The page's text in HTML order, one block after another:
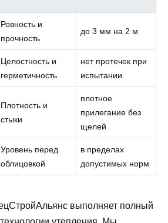
Ровность и
прочность
до 3 мм на 2 м
Целостность и
герметичность
нет протечек при
испытании
Плотность и
стыки
плотное
прилегание без
щелей
Уровень перед
облицовкой
в пределах
допустимых норм
выполняет полный